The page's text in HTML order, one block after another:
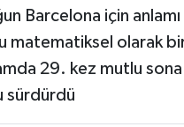
Barcelona için
matematiksel olarak
29. kez mutlu sona
sürdürdü